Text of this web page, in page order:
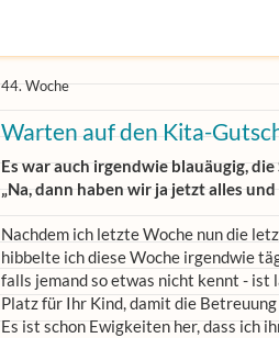
44. Woche
Warten auf den Kita-
Es war auch irgendwie blauäugig,
„Na, dann haben wir ja jetzt alles
Nachdem ich letzte Woche nun die
hibbelte ich diese Woche irgendwie
falls jemand so etwas nicht kennt -
Platz für Ihr Kind, damit die
Es ist schon Ewigkeiten her, dass ich